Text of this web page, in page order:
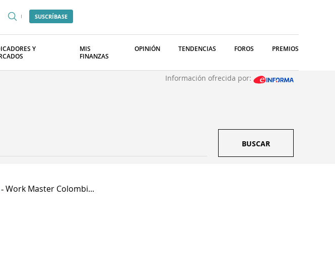
SUSCRÍBASE
Y
MIS
FINANZAS
OPINIÓN TENDENCIAS FOROS PREMIOS
Información ofrecida por:
BUSCAR
- Work Master Colombi...